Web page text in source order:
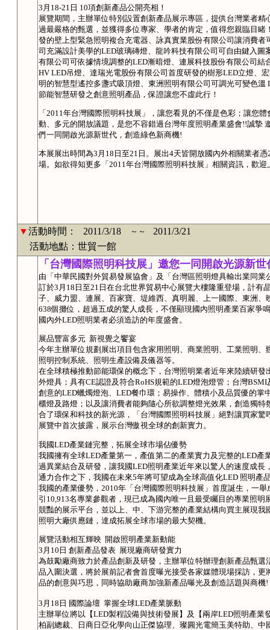
3月18-21日 10項創新產品公開亮相！
展覽期間，主辦單位特別設置創新產品展示專區，提供台灣業者
過最嚴格的甄選，並獲得多位專家、學者的肯定，值得您親臨目
發的壁上型緊急照明複合充電器、詠真實業股份有限公司讓消費
司充滿設計美學的LED玻璃磚燈、龍吟科技有限公司可自由鍵入圖
有限公司可依據情境調整的LED漸暗燈、連展科技股份有限公司
HV LED吊燈、達瑞光電股份有限公司首度研發的樹形LED立燈、
明的智慧型遙控多盞式吸頂燈、東洲照明有限公司可調光可變色
節能智慧研發之創意照明產品，保證讓您不虛此行！
「2011年台灣國際照明科技展」，讓您看見的不僅是色彩；讓您
動、多元的開放議題，是您不容錯過台灣年度照明產業盛會!!誠摯
們一同開啟光源新世代，創造綠色新商機!
本展展出時間為3月18日至21日。展出4天皆開放國內外相關業者
場。如欲得知更多「2011年台灣國際照明科技展」相關資訊，歡迎
▼活動時間： 2011/3/18 ～～
2011/3/21
活動地點：世貿一館
「台灣國際照明科技展」邀您一同開啟光源新
由「中華民國對外貿易發展協會」及「台灣區照明燈具輸出業同
訂於3月18日至21日在台北世界貿易中心展覽大樓隆重登場，計有
子、威力盟、連展、百家寶、堤維西、真明麗、上一國際、東洲
638個攤位，超過五成的驚人成長，不僅顯現國內照明產業百家爭
國內外LED照明業者必須造訪的年度盛會。
展品豐富多元 新視覺之饗宴
今年主辦單位規劃展出項目包含家用照明、商業照明、工業照明
照明控制系統、照明生產設備及儀器等。
在全球積極推動節能環保的概念下，台灣照明業者近年來陸續研
外燈具；具有CE認證及符合RoHS規範的LED燈泡燈管；台灣
創意的LED蠟燭燈泡、LED餐巾環；易操作、體積小及品質優的
櫃燈及路燈；以及讓消費者能夠隨心所欲調整燈光效果，創造獨
合了環保和科技的新光源，「台灣國際照明科技展」絕對讓買家
展覽中首次披露，展示台灣傲視全球的創新實力。
我國LED產業鏈完整，拓展全球市場佔優勢
我國擁有全球LED產量第一，產值第二的產業實力及完整的LED
過異業結合及研發，讓我國LED照明產業近年來以驚人的速度成
通力合作之下，我國在未來5年將可望成為全球高值化LED 照明產
我國的產業優勢，2010年「台灣國際照明科技展」首度誕生，一
引10,913名專業參觀者，現已成為國內唯一且最受矚目的專業照
競豔的展示平台，並以上、中、下游完整的產業結構向買主展現
照明大廠供應鏈，達成拓展全球市場的最大契機。
展覽活動相互輝映 開啟照明產業新動能
3月10日 創新產品發表 展現廠商研發實力
為鼓勵廠商致力於產品創新及研發，主辦單位特辦理創新產品甄
品入圍決選，將於展前記者會首度曝光接受各家媒體現場採訪，
品的創意與巧思，同時協助廠商加強新產品曝光及創造話題與商機!
3月18日 國際論壇 掌握全球LED產業脈動
主辦單位將以【LED製程設備與技術發展】及【兩岸LED照明產
柏副總裁、日商日亞化學向山正傑協理、璨圓光電簡玉美特助、